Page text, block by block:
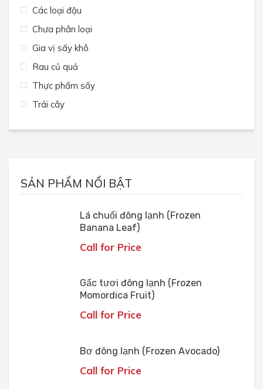
Các loại đậu
Chưa phân loại
Gia vị sấy khô
Rau củ quả
Thực phẩm sấy
Trái cây
SẢN PHẨM NỔI BẬT
Lá chuối đông lạnh (Frozen
Banana Leaf)
Call for Price
Gấc tươi đông lạnh (Frozen
Momordica Fruit)
Call for Price
Bơ đông lạnh (Frozen Avocado)
Call for Price